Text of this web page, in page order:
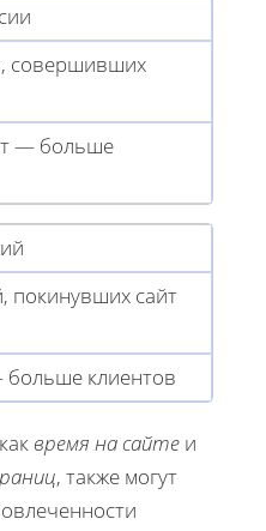
совершивших
— больше
покинувших сайт
больше клиентов
время на сайте и
, также могут